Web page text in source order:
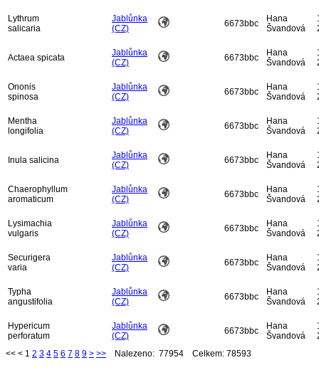
Lythrum
salicaria
Jablůnka
(CZ)
6673bbc
Hana
Švandová
Actaea spicata
Jablůnka
(CZ)
6673bbc
Hana
Švandová
Ononis
spinosa
Jablůnka
(CZ)
6673bbc
Hana
Švandová
Mentha
longifolia
Jablůnka
(CZ)
6673bbc
Hana
Švandová
Inula salicina
Jablůnka
(CZ)
6673bbc
Hana
Švandová
Chaerophyllum
aromaticum
Jablůnka
(CZ)
6673bbc
Hana
Švandová
Lysimachia
vulgaris
Jablůnka
(CZ)
6673bbc
Hana
Švandová
Securigera
varia
Jablůnka
(CZ)
6673bbc
Hana
Švandová
Typha
angustifolia
Jablůnka
(CZ)
6673bbc
Hana
Švandová
Hypericum
perforatum
Jablůnka
(CZ)
6673bbc
Hana
Švandová
<< < 1 2 3 4 5 6 7 8 9 > >> Nalezeno: 77954 Celkem: 78593